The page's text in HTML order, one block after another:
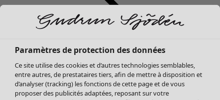
Paramètres de protection des données
Ce site utilise des cookies et d’autres technologies semblables,
entre autres, de prestataires tiers, afin de mettre à disposition et
d’analyser (tracking) les fonctions de cette page et de vous
proposer des publicités adaptées, reposant sur votre